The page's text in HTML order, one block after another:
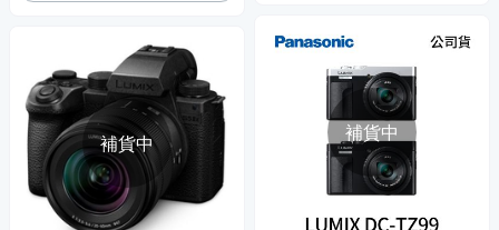
補貨中 補貨中